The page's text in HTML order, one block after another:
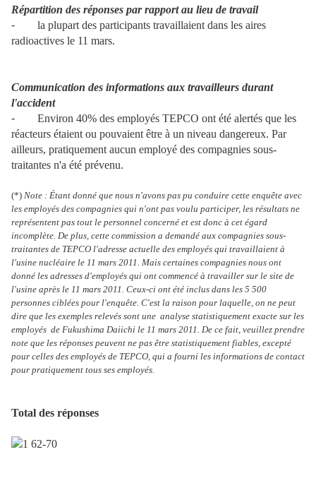
Répartition des réponses par rapport au lieu de travail
-
la plupart des participants travaillaient dans les aires
radioactives le 11 mars.
Communication des informations aux travailleurs durant
l'accident
-
Environ 40% des employés TEPCO ont été alertés que les
réacteurs étaient ou pouvaient être à un niveau dangereux. Par
ailleurs, pratiquement aucun employé des compagnies sous-
traitantes n'a été prévenu.
(*) Note : Étant donné que nous n'avons pas pu conduire cette enquête avec
les employés des compagnies qui n'ont pas voulu participer, les résultats ne
représentent pas tout le personnel concerné et est donc à cet égard
incomplète. De plus, cette commission a demandé aux compagnies sous-
traitantes de TEPCO l'adresse actuelle des employés qui travaillaient à
l'usine nucléaire le 11 mars 2011. Mais certaines compagnies nous ont
donné les adresses d'employés qui ont commencé à travailler sur le site de
l'usine après le 11 mars 2011. Ceux-ci ont été inclus dans les 5 500
personnes ciblées pour l'enquête. C'est la raison pour laquelle, on ne peut
dire que les exemples relevés sont une analyse statistiquement exacte sur les
employés de Fukushima Daiichi le 11 mars 2011. De ce fait, veuillez prendre
note que les réponses peuvent ne pas être statistiquement fiables, excepté
pour celles des employés de TEPCO, qui a fourni les informations de contact
pour pratiquement tous ses employés.
Total des réponses